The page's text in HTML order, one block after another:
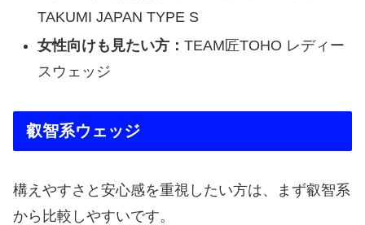
TAKUMI JAPAN TYPE S
女性向けも見たい方： TEAM匠TOHO レディー
スウェッジ
叡智系ウェッジ
構えやすさと安心感を重視したい方は、まず叡智系
から比較しやすいです。